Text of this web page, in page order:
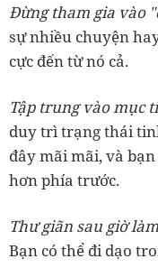
Đừng tham gia vào
sự nhiều chuyện
cực đến từ nó cả.
Tập trung vào mục
duy trì trạng thái
đây mãi mãi, và
hơn phía trước.
Thư giãn sau giờ
Bạn có thể đi dạo